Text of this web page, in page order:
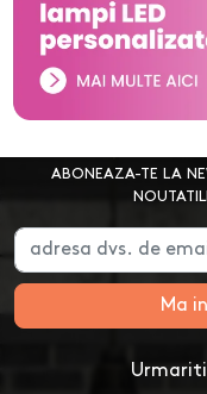
ABONEAZA-TE LA
Ma